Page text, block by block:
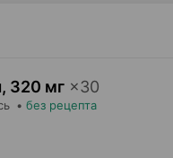
, 320 мг ×30
• без рецепта